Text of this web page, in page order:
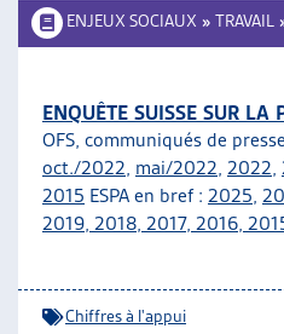
ENJEUX SOCIAUX » TRAVAIL
ENQUÊTE SUISSE SUR LA
OFS, communiqués de
oct./2022, mai/2022, 2022,
2015 ESPA en bref : 2025,
2019, 2018, 2017, 2016,
Chiffres à l'appui